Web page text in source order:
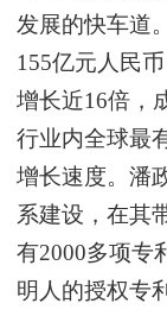
发展的快车道。
155亿元人民
增长近16倍，
行业内全球最
增长速度。潘
系建设，在其
有2000多项专
明人的授权专